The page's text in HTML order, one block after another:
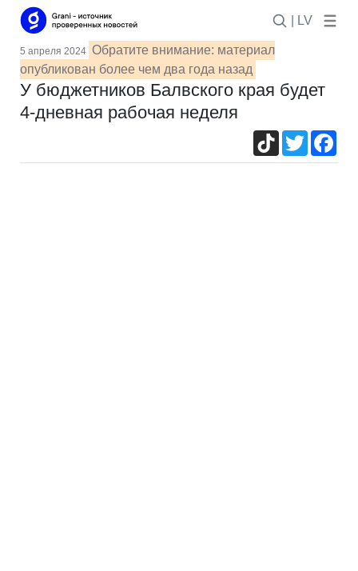
| LV
5 апреля 2024 Обратите внимание: материал
опубликован более чем два года назад
У бюджетников Балвского края будет
4-дневная рабочая неделя
TikTokTwitter